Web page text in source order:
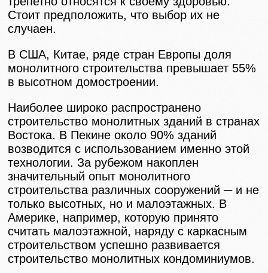
Стоит предположить, что выбор их не
случаен.
В США, Китае, ряде стран Европы доля
монолитного строительства превышает 55%
в высотном домостроении.
Наиболее широко распространено
строительство монолитных зданий в странах
Востока. В Пекине около 90% зданий
возводится с использованием именно этой
технологии. За рубежом накоплен
значительный опыт монолитного
строительства различных сооружений ─ и не
только высотных, но и малоэтажных. В
Америке, например, которую принято
считать малоэтажной, наряду с каркасным
строительством успешно развивается
строительство монолитных кондоминиумов.